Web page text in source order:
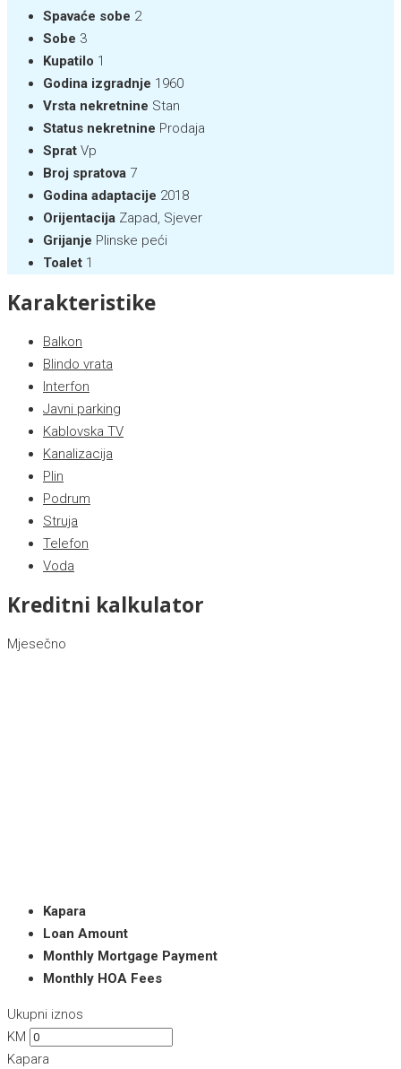
Spavaće sobe 2
Sobe 3
Kupatilo 1
Godina izgradnje 1960
Vrsta nekretnine Stan
Status nekretnine Prodaja
Sprat Vp
Broj spratova 7
Godina adaptacije 2018
Orijentacija Zapad, Sjever
Grijanje Plinske peći
Toalet 1
Karakteristike
Balkon
Blindo vrata
Interfon
Javni parking
Kablovska TV
Kanalizacija
Plin
Podrum
Struja
Telefon
Voda
Kreditni kalkulator
Mjesečno
Kapara
Loan Amount
Monthly Mortgage Payment
Monthly HOA Fees
Ukupni iznos
KM
Kapara